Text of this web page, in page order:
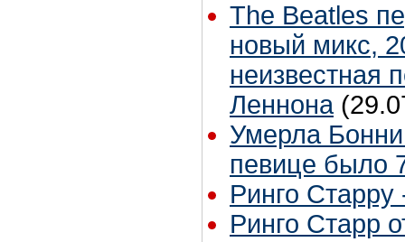
The Beatles
новый микс,
неизвестная
Леннона
Умерла
певице было
Ринго Старру
Ринго Старр